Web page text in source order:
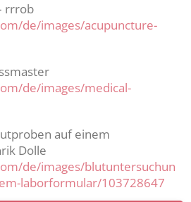
rrrob
de/images/acupuncture-
de/images/medical-
auf einem
Dolle
de/images/blutuntersuchun
laborformular/103728647